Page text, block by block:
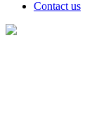
Contact us